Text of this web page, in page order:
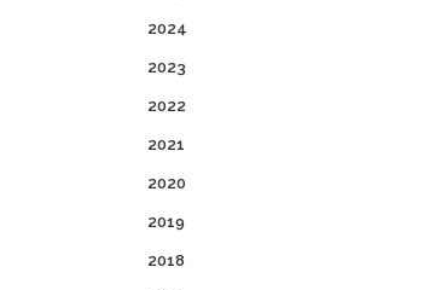
2024
2023
2022
2021
2020
2019
2018